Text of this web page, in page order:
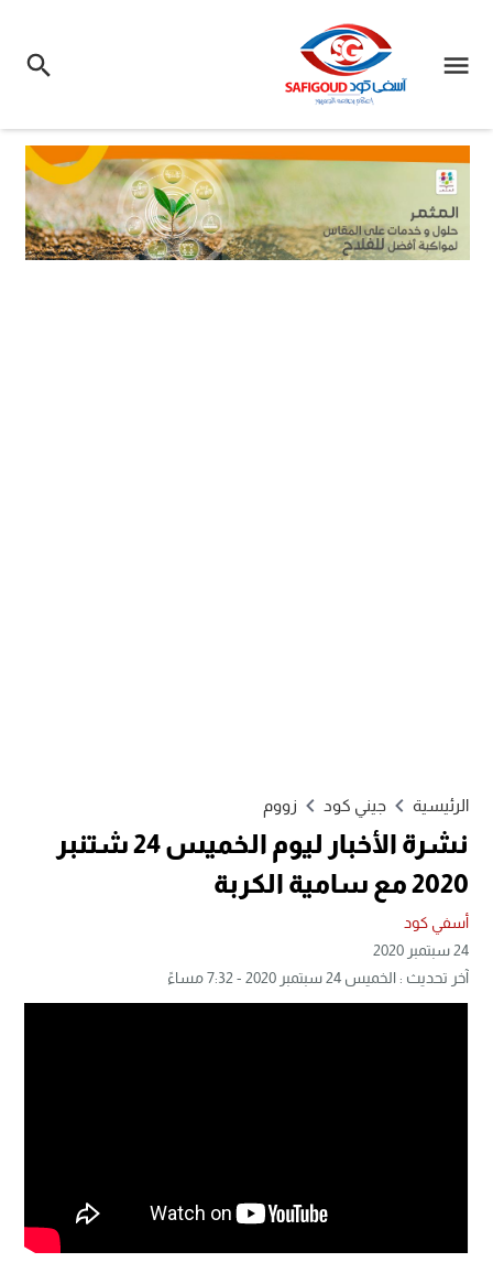
الرئيسية جيني كود زووم
نشرة الأخبار ليوم الخميس 24 شتنبر
2020 مع سامية الكربة
أسفي كود
24 سبتمبر 2020
آخر تحديث : الخميس 24 سبتمبر 2020 - 7:32 مساءً